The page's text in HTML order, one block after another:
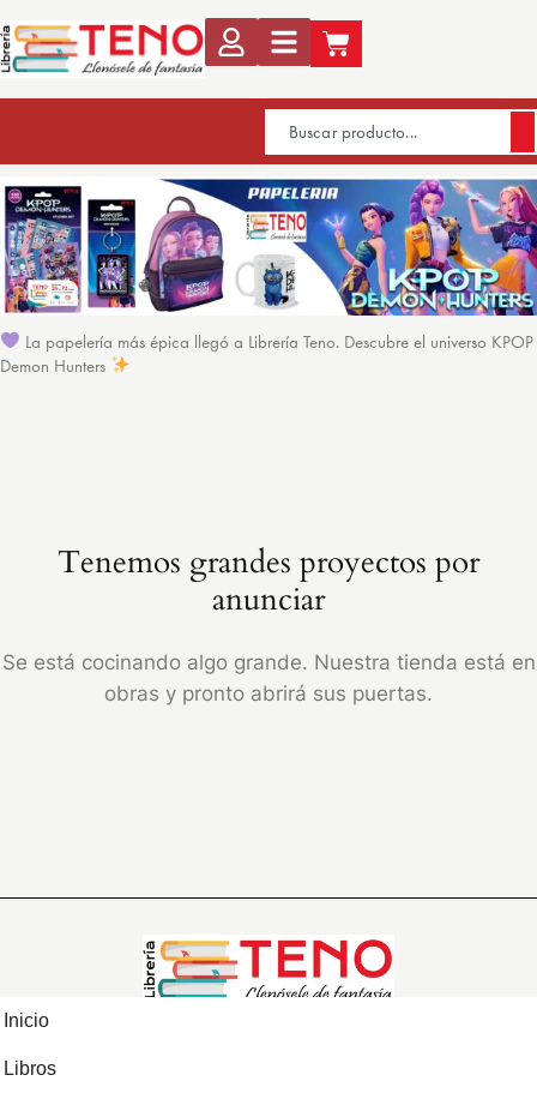
La papelería más épica llegó a Librería Teno. Descubre el universo KPOP
Demon Hunters
Tenemos grandes proyectos por
anunciar
Se está cocinando algo grande. Nuestra tienda está en
obras y pronto abrirá sus puertas.
Inicio
Libros